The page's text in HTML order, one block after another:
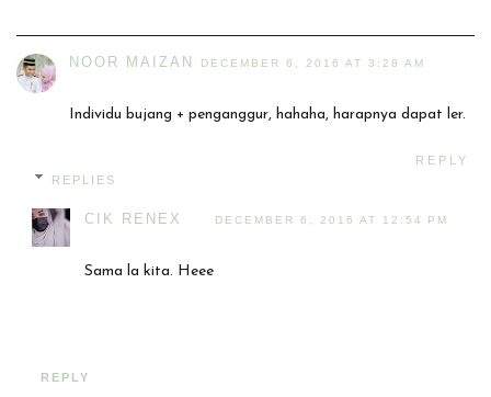
NOOR MAIZAN DECEMBER 6, 2016 AT 3:28 AM
Individu bujang + penganggur, hahaha, harapnya dapat ler.
REPLY
REPLIES
CIK RENEX DECEMBER 6, 2016 AT 12:54 PM
Sama la kita. Heee
REPLY